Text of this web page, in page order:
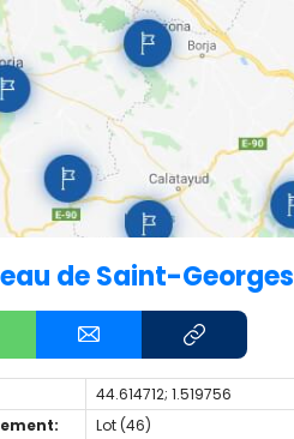
de Saint-Georges
44.614712; 1.519756
Lot (46)